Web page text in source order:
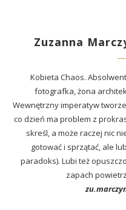
Zuzanna
Kobieta Chaos.
fotografka, żona
Wewnętrzny imperatyw
co dzień ma problem z
skreśl, a może raczej nic
gotować i sprzątać, ale
paradoks). Lubi też
zapach